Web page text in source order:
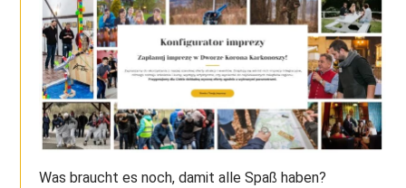
Was braucht es noch, damit alle Spaß haben?